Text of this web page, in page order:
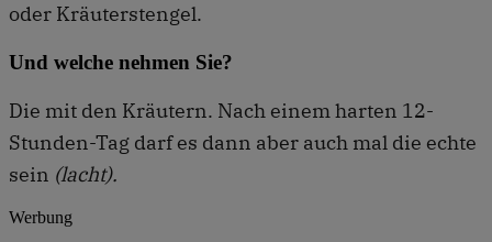
oder Kräuterstengel.
Und welche nehmen Sie?
Die mit den Kräutern. Nach einem harten 12-
Stunden-Tag darf es dann aber auch mal die echte
sein (lacht).
Werbung